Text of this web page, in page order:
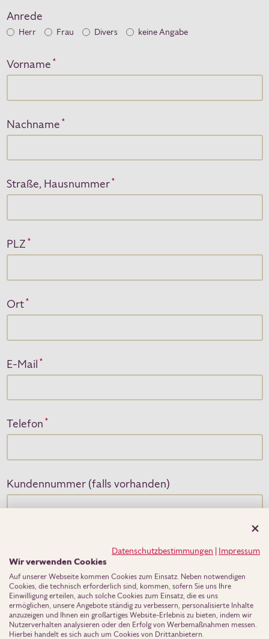
Datenschutzbestimmungen | Impressum
Wir verwenden Cookies
Auf unserer Webseite kommen Cookies zum Einsatz. Neben notwendigen
Cookies, die technisch erforderlich sind, kommen, sofern Sie uns Ihre
Einwilligung erteilen, auch solche Cookies zum Einsatz, die es uns
ermöglichen, unsere Angebote ständig zu verbessern, personalisierte Inhalte
anzuzeigen und Ihnen ein großartiges Website-Erlebnis zu bieten, indem wir
Nutzerverhalten analysieren oder den Erfolg von Werbemaßnahmen messen.
Hierbei handelt es sich auch um Cookies von Drittanbietern.
Anrede
Herr Frau Divers keine Angabe
Vorname *
Nachname *
Straße, Hausnummer *
PLZ *
Ort *
E-Mail *
Telefon *
Kundennummer (falls vorhanden)
Deine Mitteilung